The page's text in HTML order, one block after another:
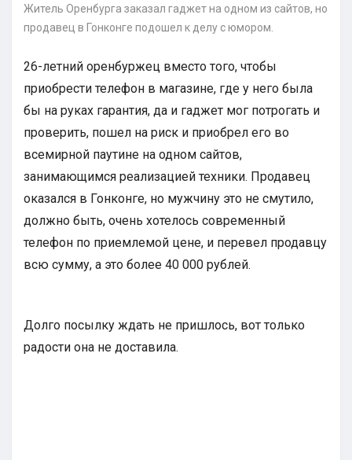
Житель Оренбурга заказал гаджет на одном из сайтов, но
продавец в Гонконге подошел к делу с юмором.
26-летний оренбуржец вместо того, чтобы
приобрести телефон в магазине, где у него была
бы на руках гарантия, да и гаджет мог потрогать и
проверить, пошел на риск и приобрел его во
всемирной паутине на одном сайтов,
занимающимся реализацией техники. Продавец
оказался в Гонконге, но мужчину это не смутило,
должно быть, очень хотелось современный
телефон по приемлемой цене, и перевел продавцу
всю сумму, а это более 40 000 рублей.
Долго посылку ждать не пришлось, вот только
радости она не доставила.